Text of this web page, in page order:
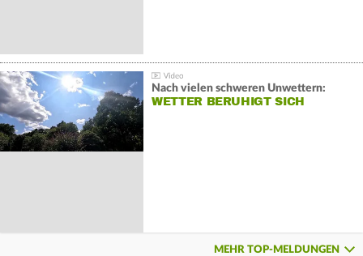
Nach vielen schweren Unwettern:
WETTER BERUHIGT SICH
MEHR TOP-MELDUNGEN